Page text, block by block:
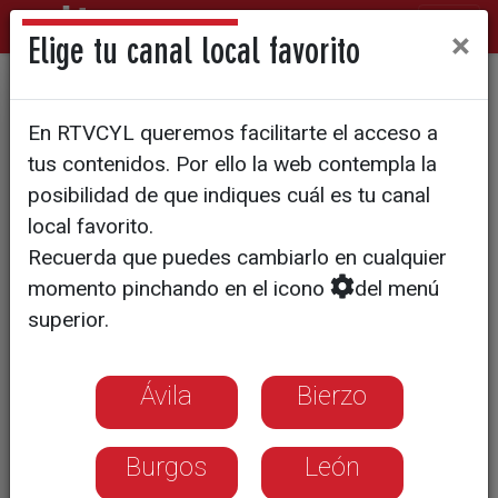
Reservas vacacionales de
récord para 2024: Aumentan
un 7% pese a los precios
El destino internacional más
demandado es Japón
Elige tu canal local favorito ×
En RTVCYL queremos facilitarte el acceso a
tus contenidos. Por ello la web contempla la
posibilidad de que indiques cuál es tu canal
local favorito.
Recuerda que puedes cambiarlo en cualquier
momento pinchando en el icono
del menú
superior.
Ávila Bierzo
Burgos León